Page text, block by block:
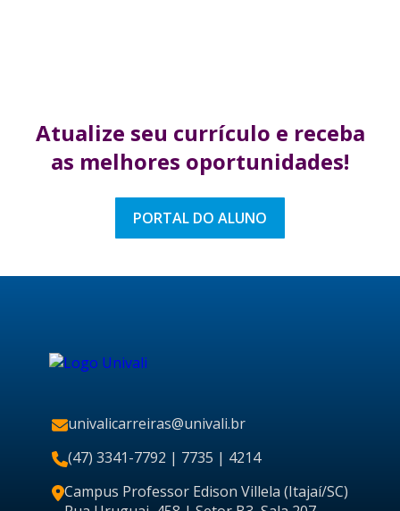
Atualize seu currículo e receba
as melhores oportunidades!
PORTAL DO ALUNO
univalicarreiras@univali.br
(47) 3341-7792 | 7735 | 4214
Campus Professor Edison Villela (Itajaí/SC)